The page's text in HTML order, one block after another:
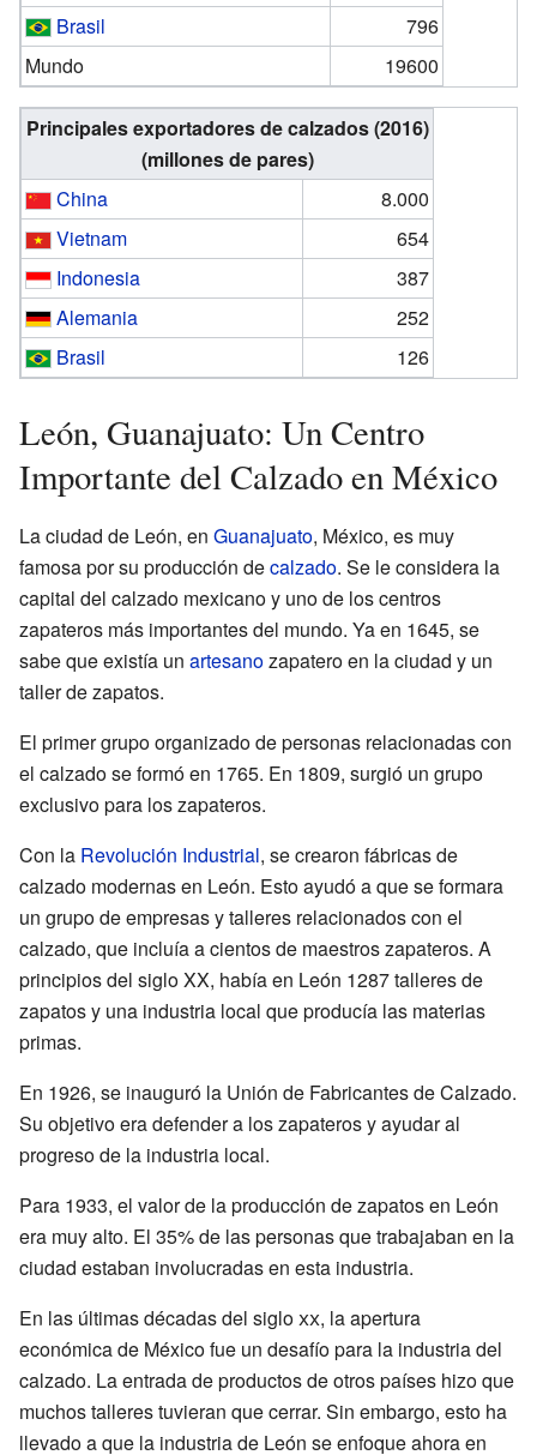
Brasil
796
Mundo
19600
Principales exportadores de calzados (2016)
(millones de pares)
China
8.000
Vietnam
654
Indonesia
387
Alemania
252
Brasil
126
León, Guanajuato: Un Centro
Importante del Calzado en México
La ciudad de León, en Guanajuato, México, es muy
famosa por su producción decalzado. Se le considera la
capital del calzado mexicano y uno de los centros
zapateros más importantes del mundo. Ya en 1645, se
sabe que existía un artesanozapatero en la ciudad y un
taller de zapatos.
El primer grupo organizado de personas relacionadas con
el calzado se formó en 1765. En 1809, surgió un grupo
exclusivo para los zapateros.
Con la Revolución Industrial, se crearon fábricas de
calzado modernas en León. Esto ayudó a que se formara
un grupo de empresas y talleres relacionados con el
calzado, que incluía a cientos de maestros zapateros. A
principios del siglo XX, había en León 1287 talleres de
zapatos y una industria local que producía las materias
primas.
En 1926, se inauguró la Unión de Fabricantes de Calzado.
Su objetivo era defender a los zapateros y ayudar al
progreso de la industria local.
Para 1933, el valor de la producción de zapatos en León
era muy alto. El 35% de las personas que trabajaban en la
ciudad estaban involucradas en esta industria.
En las últimas décadas del sigloxx, la apertura
económica de México fue un desafío para la industria del
calzado. La entrada de productos de otros países hizo que
muchos talleres tuvieran que cerrar. Sin embargo, esto ha
llevado a que la industria de León se enfoque ahora en